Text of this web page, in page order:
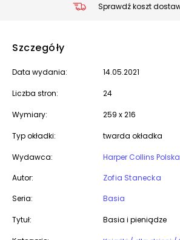
Sprawdź koszt
Szczegóły
Data wydania: 14.05.2021
Liczba stron: 24
Wymiary: 259 x 216
Typ okładki: twarda okładka
Wydawca:
Harper Collins
Autor:
Zofia Stanecka
Seria:
Basia
Tytuł: Basia i pieniądze